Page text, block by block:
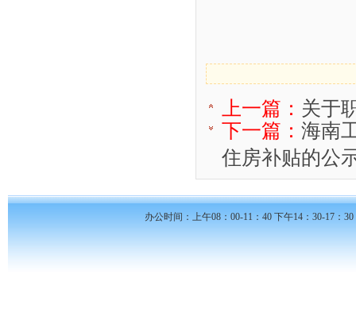
上一篇： 关于
下一篇： 海南
住房补贴的公
办公时间：上午08：00-11：40 下午14：30-17：